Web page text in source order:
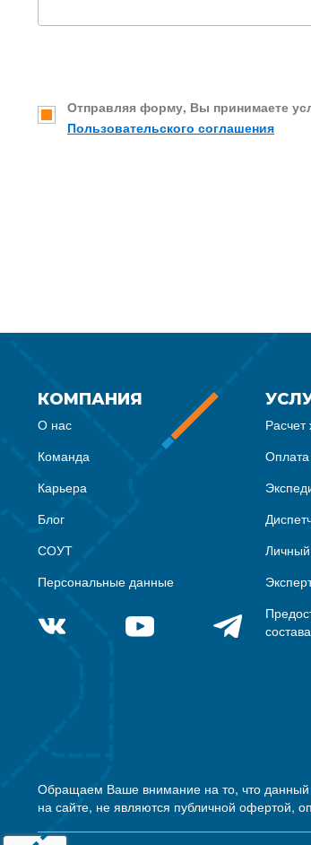
Отправляя форму, Вы принимаете
Пользовательского соглашения
КОМПАНИЯ
О нас
Команда
Карьера
Блог
СОУТ
Персональные данные
состава
Обращаем Ваше внимание на то, что данный
на сайте, не являются публичной офертой,